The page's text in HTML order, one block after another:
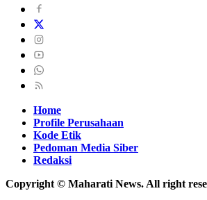
Home
Profile Perusahaan
Kode Etik
Pedoman Media Siber
Redaksi
Copyright © Maharati News. All right